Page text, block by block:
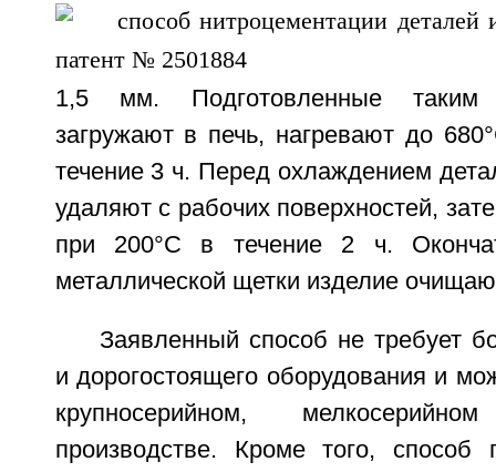
1,5 мм. Подготовленные таким
загружают в печь, нагревают до
течение 3 ч. Перед охлаждением
удаляют с рабочих поверхностей,
при 200°C в течение 2 ч.
металлической щетки изделие
Заявленный способ не требует
и дорогостоящего оборудования и
крупносерийном,
производстве. Кроме того, способ